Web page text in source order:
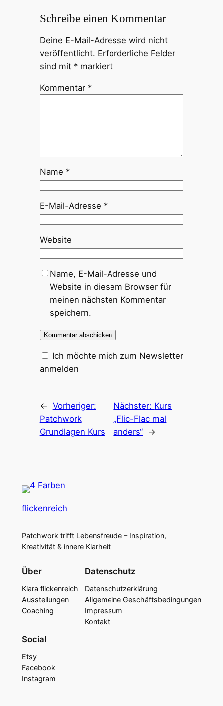
Schreibe einen Kommentar
Deine E-Mail-Adresse wird nicht
veröffentlicht. Erforderliche Felder
sind mit *markiert
Kommentar *
Name *
E-Mail-Adresse *
Website
Name, E-Mail-Adresse und
Website in diesem Browser für
meinen nächsten Kommentar
speichern.
Ich möchte mich zum Newsletter
anmelden
← Vorheriger:
Patchwork
Grundlagen Kurs
Nächster: Kurs
„Flic-Flac mal
anders“ →
flickenreich
Patchwork trifft Lebensfreude – Inspiration,
Kreativität & innere Klarheit
Über
Klara flickenreich
Ausstellungen
Coaching
Datenschutz
Datenschutzerklärung
Allgemeine Geschäftsbedingungen
Impressum
Kontakt
Social
Etsy
Facebook
Instagram